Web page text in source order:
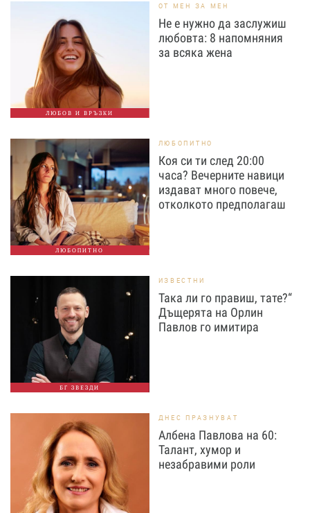
ЛЮБОВ И ВРЪЗКИ
ОТ МЕН ЗА МЕН
Не е нужно да заслужиш
любовта: 8 напомняния
за всяка жена
ЛЮБОПИТНО
ЛЮБОПИТНО
Коя си ти след 20:00
часа? Вечерните навици
издават много повече,
отколкото предполагаш
БГ ЗВЕЗДИ
ИЗВЕСТНИ
Така ли го правиш, тате?“
Дъщерята на Орлин
Павлов го имитира
ДНЕС ПРАЗНУВАТ
Албена Павлова на 60:
Талант, хумор и
незабравими роли